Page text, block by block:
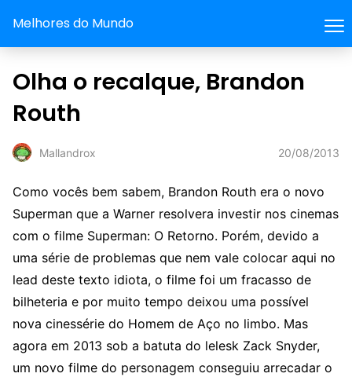
Melhores do Mundo
Olha o recalque, Brandon
Routh
Mallandrox 20/08/2013
Como vocês bem sabem, Brandon Routh era o novo
Superman que a Warner resolvera investir nos cinemas
com o filme Superman: O Retorno. Porém, devido a
uma série de problemas que nem vale colocar aqui no
lead deste texto idiota, o filme foi um fracasso de
bilheteria e por muito tempo deixou uma possível
nova cinessérie do Homem de Aço no limbo. Mas
agora em 2013 sob a batuta do lelesk Zack Snyder,
um novo filme do personagem conseguiu arrecadar o